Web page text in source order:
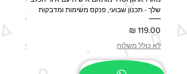
שלך - תכנון שבועי, פנקס משימות ומדבקות
מחיר
לא כולל משלוח
ספל, שלט לדלת
לא כולל